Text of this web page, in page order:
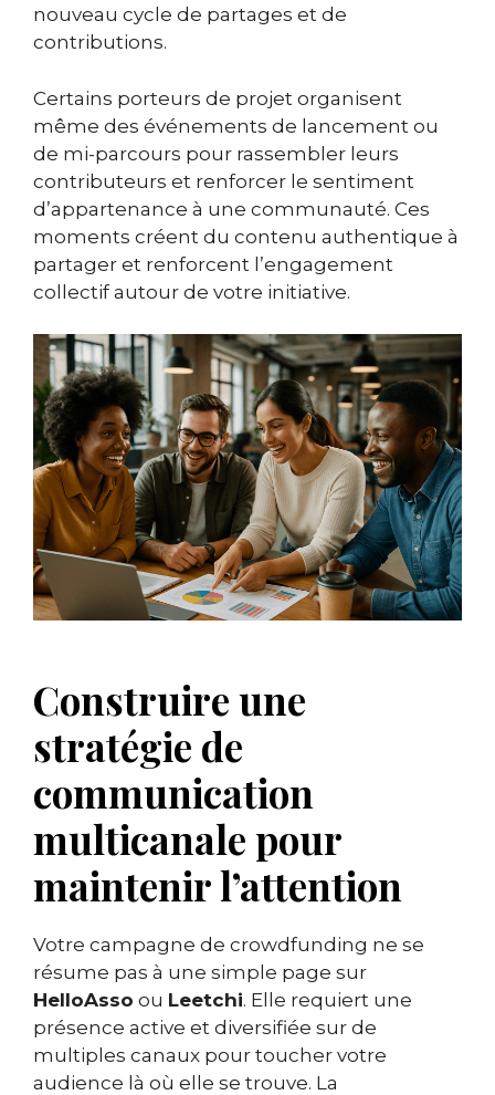
nouveau cycle de partages et de
contributions.
Certains porteurs de projet organisent
même des événements de lancement ou
de mi-parcours pour rassembler leurs
contributeurs et renforcer le sentiment
d’appartenance à une communauté. Ces
moments créent du contenu authentique à
partager et renforcent l’engagement
collectif autour de votre initiative.
Construire une
stratégie de
communication
multicanale pour
maintenir l’attention
Votre campagne de crowdfunding ne se
résume pas à une simple page sur
HelloAsso ou Leetchi. Elle requiert une
présence active et diversifiée sur de
multiples canaux pour toucher votre
audience là où elle se trouve. La